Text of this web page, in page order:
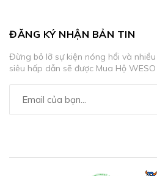
ĐĂNG KÝ NHẬN BẢN TIN
Đừng bỏ lỡ sự kiện nóng hổi và
siêu hấp dẫn sẽ được Mua Hộ